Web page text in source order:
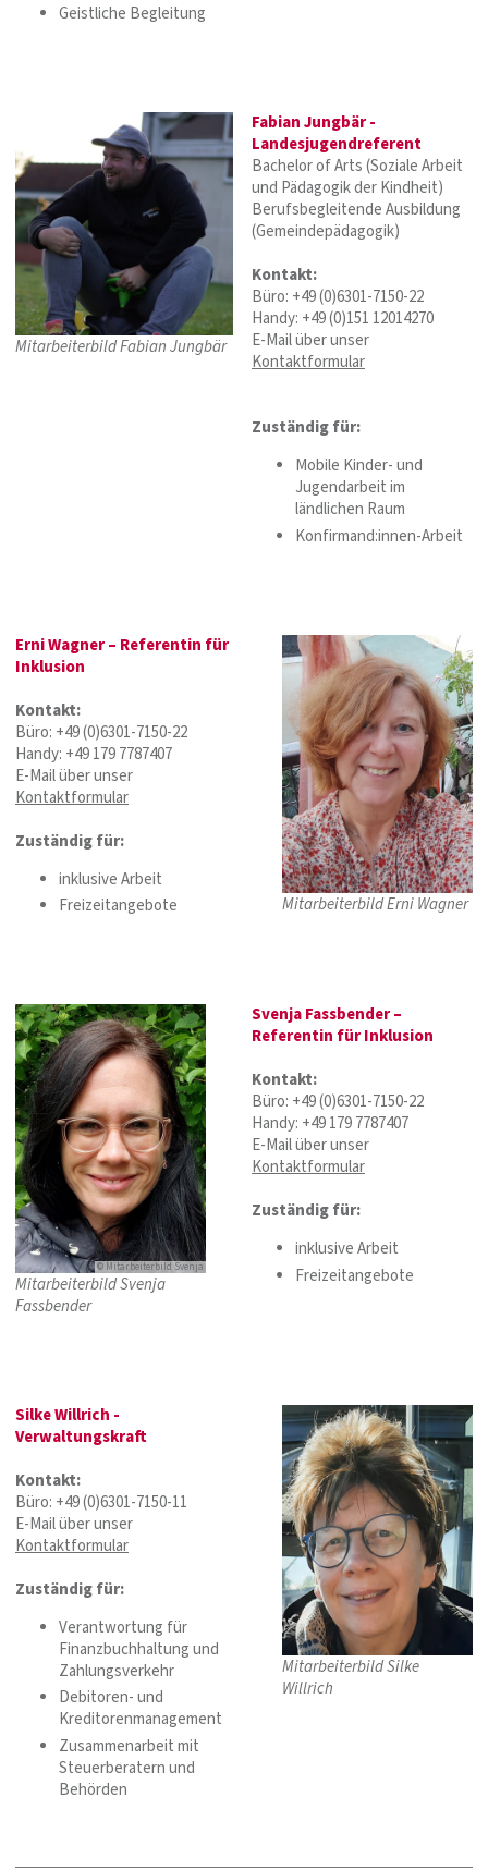
Geistliche Begleitung
Mitarbeiterbild Fabian Jungbär
Fabian Jungbär -
Landesjugendreferent
Bachelor of Arts (Soziale Arbeit
und Pädagogik der Kindheit)
Berufsbegleitende Ausbildung
(Gemeindepädagogik)
Kontakt:
Büro: +49 (0)6301-7150-22
Handy: +49 (0)151 12014270‬
E-Mail über unser
Kontaktformular
Zuständig für:
Mobile Kinder- und
Jugendarbeit im
ländlichen Raum
Konfirmand:innen-Arbeit
Erni Wagner – Referentin für
Inklusion
Kontakt:
Büro: +49 (0)6301-7150-22
Handy: +49 179 7787407
E-Mail über unser
Kontaktformular
Zuständig für:
inklusive Arbeit
Freizeitangebote
Mitarbeiterbild Erni Wagner
© Mitarbeiterbild Svenja
Mitarbeiterbild Svenja
Fassbender
Svenja Fassbender –
Referentin für Inklusion
Kontakt:
Büro: +49 (0)6301-7150-22
Handy: +49 179 7787407
E-Mail über unser
Kontaktformular
Zuständig für:
inklusive Arbeit
Freizeitangebote
Silke Willrich -
Verwaltungskraft
Kontakt:
Büro: +49 (0)6301-7150-11
E-Mail über unser
Kontaktformular
Zuständig für:
Verantwortung für
Finanzbuchhaltung und
Zahlungsverkehr
Debitoren- und
Kreditorenmanagement
Zusammenarbeit mit
Steuerberatern und
Behörden
Mitarbeiterbild Silke
Willrich